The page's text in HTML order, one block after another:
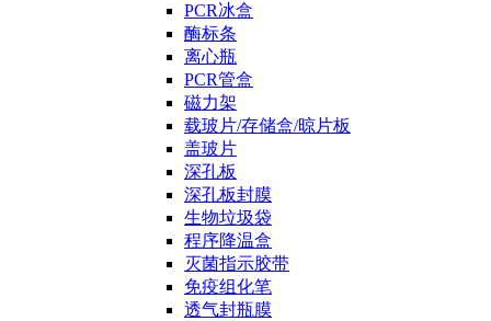
PCR冰盒
酶标条
离心瓶
PCR管盒
磁力架
载玻片/存储盒/晾片板
盖玻片
深孔板
深孔板封膜
生物垃圾袋
程序降温盒
灭菌指示胶带
免疫组化笔
透气封瓶膜